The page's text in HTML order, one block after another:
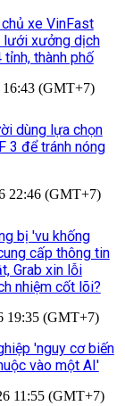
xe VinFast
lưới xưởng dịch
thành phố
(GMT+7)
dùng lựa chọn
3 để tránh nóng
22:46 (GMT+7)
bị 'vu khống
cấp thông tin
Grab xin lỗi
nhiệm cốt lõi?
19:35 (GMT+7)
'nguy cơ biến
vào một AI'
11:55 (GMT+7)